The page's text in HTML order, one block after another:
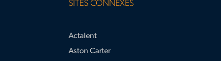
SITES CONNEXES
Actalent
Aston Carter